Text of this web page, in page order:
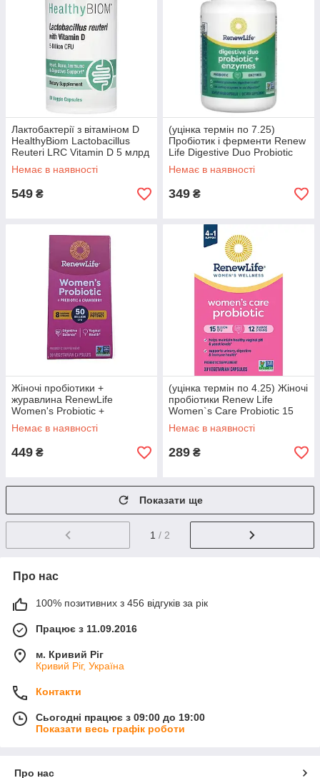
Лактобактерії з вітаміном D
HealthyBiom Lactobacillus
Reuteri LRC Vitamin D 5 млрд
КУО 90 капс.
Немає в наявності
549 ₴
(уцінка термін по 7.25)
Пробіотик і ферменти Renew
Life Digestive Duo Probiotic
and Enzymes 30 капс.
Немає в наявності
349 ₴
Жіночі пробіотики +
журавлина RenewLife
Women's Probiotic +
Cranberry 50 Billion 30 капс.
Немає в наявності
449 ₴
(уцінка термін по 4.25) Жіночі
пробіотики Renew Life
Women`s Care Probiotic 15
Billion CFU 30 капс.
Немає в наявності
289 ₴
Показати ще
1 / 2
Про нас
100% позитивних з 456 відгуків за рік
Працює з 11.09.2016
м. Кривий Ріг
Кривий Ріг, Україна
Контакти
Сьогодні працює з 09:00 до 19:00
Показати весь графік роботи
Про нас